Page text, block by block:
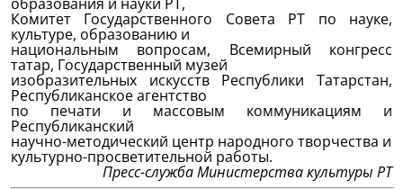
Комитет Государственного Совета РТ по науке,
культуре, образованию и
национальным вопросам, Всемирный конгресс
татар, Государственный музей
изобразительных искусств Республики Татарстан,
Республиканское агентство
по печати и массовым коммуникациям и
Республиканский
научно-методический центр народного творчества и
культурно-просветительной работы.
Пресс-служба Министерства культуры РТ